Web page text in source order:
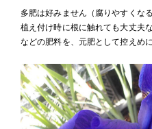
多肥は好みません（腐りやすくなる
植え付け時に根に触れても大丈夫
などの肥料を、元肥として控えめ